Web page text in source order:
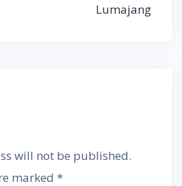
Lumajang
will not be published.
marked *